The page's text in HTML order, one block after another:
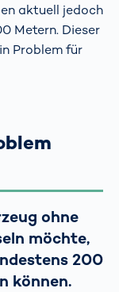
aktuell jedoch
Metern. Dieser
Problem für
ohne
möchte,
200
können.